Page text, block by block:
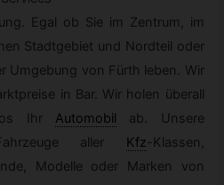
Egal ob Sie im Zentrum, im
Stadtgebiet und Nordteil oder
Umgebung von Fürth leben. Wir
in Bar. Wir holen überall
Ihr
Automobil
ab. Unsere
aller
Kfz- Klassen,
Modelle oder Marken von